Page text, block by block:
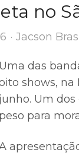
no
Author
Jacson
Uma das
shows, na
junho. Um
peso para